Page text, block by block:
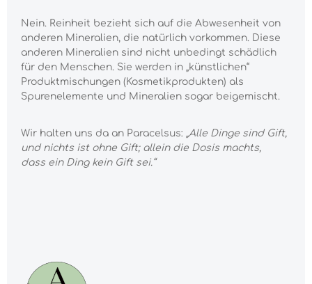
Nein. Reinheit bezieht sich auf die Abwesenheit von
anderen Mineralien, die natürlich vorkommen. Diese
anderen Mineralien sind nicht unbedingt schädlich
für den Menschen. Sie werden in „künstlichen“
Produktmischungen (Kosmetikprodukten) als
Spurenelemente und Mineralien sogar beigemischt.
Wir halten uns da an Paracelsus: „Alle Dinge sind Gift,
und nichts ist ohne Gift; allein die Dosis machts,
dass ein Ding kein Gift sei.“